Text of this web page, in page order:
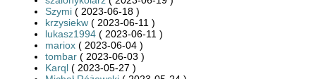
Szymi ( 2023-06-18 )
krzysiekw ( 2023-06-11 )
lukasz1994 ( 2023-06-11 )
mariox ( 2023-06-04 )
tombar ( 2023-06-03 )
Karql ( 2023-05-27 )